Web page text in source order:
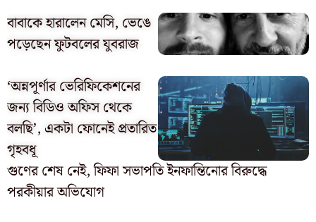
বাবাকে হারালেন মেসি, ভেঙে
পড়েছেন ফুটবলের যুবরাজ
‘অন্নপূর্ণার ভেরিফিকেশনের
জন্য বিডিও অফিস থেকে
বলছি’, একটা ফোনেই প্রতারিত
গৃহবধূ
গুণের শেষ নেই, ফিফা সভাপতি ইনফান্তিনোর বিরুদ্ধে
পরকীয়ার অভিযোগ